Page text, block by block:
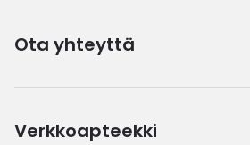
Ota yhteyttä
Verkkoapteekki